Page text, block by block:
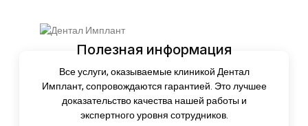
Полезная информация
Все услуги, оказываемые клиникой Дентал
Имплант, сопровождаются гарантией. Это лучшее
доказательство качества нашей работы и
экспертного уровня сотрудников.